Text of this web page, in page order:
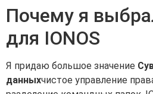
Почему я
для IONOS
Я придаю большое значение
данныхчистое управление